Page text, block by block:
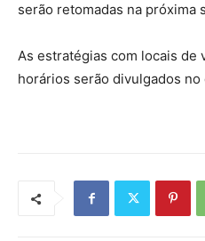
serão retomadas na próxima
As estratégias com locais de
horários serão divulgados no